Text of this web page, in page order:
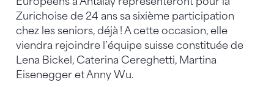
Zurichoise de 24 ans sa sixième participation
chez les seniors, déjà ! A cette occasion, elle
viendra rejoindre l’équipe suisse constituée de
Lena Bickel, Caterina Cereghetti, Martina
Eisenegger et Anny Wu.